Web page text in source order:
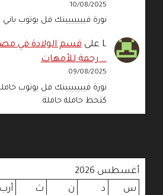
10/08/2025
نورة فييييييينك فل يوتوب باني
L علىقسم الولادة في
… رحمة للأمهات
09/08/2025
نورة فييييييينك فل يوتوب
كتحط حاملة حاملة
أغسطس 2026
س
د ن ث أرب